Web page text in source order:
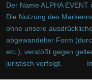
Der Name ALPHA
Die Nutzung des
ohne unsere
abgewandelter Form
etc.), verstößt gegen
juristisch verfolgt.
-